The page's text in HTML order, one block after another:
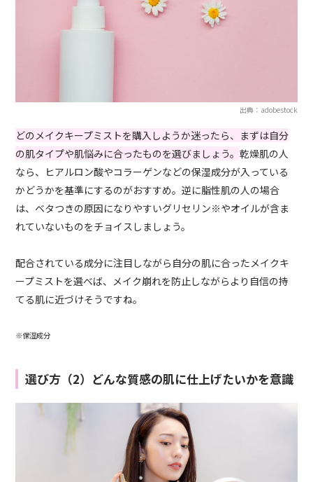
出典：adobestock
どのメイクキープミストを購入しようか迷ったら、まずは自分
の肌タイプや肌悩みに合ったものを選びましょう。乾燥肌の人
なら、ヒアルロン酸やコラーゲンなどの保湿成分が入っている
かどうかを基準にするのがおすすめ。逆に脂性肌の人の場合
は、ベタつきの原因になりやすいグリセリン※やオイルが含ま
れていないものをチョイスしましょう。
配合されている成分に注目しながら自分の肌に合ったメイクキ
ープミストを選べば、メイク崩れを防止しながらより自信の持
てる肌に近づけそうですね。
※保湿成分
選び方（2）どんな質感の肌に仕上げたいかを意識